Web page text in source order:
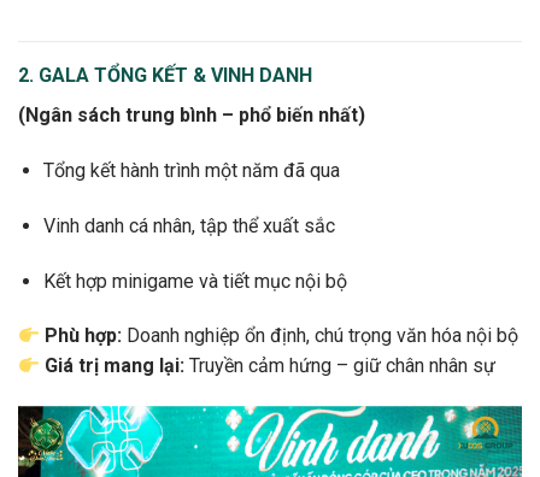
2. GALA TỔNG KẾT & VINH DANH
(Ngân sách trung bình – phổ biến nhất)
Tổng kết hành trình một năm đã qua
Vinh danh cá nhân, tập thể xuất sắc
Kết hợp minigame và tiết mục nội bộ
Phù hợp: Doanh nghiệp ổn định, chú trọng văn hóa nội bộ
Giá trị mang lại: Truyền cảm hứng – giữ chân nhân sự